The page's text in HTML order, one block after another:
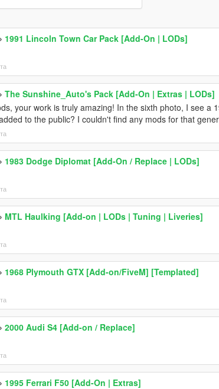
1991 Lincoln Town Car Pack [Add-On | LODs]
The Sunshine_Auto's Pack [Add-On | Extras | LODs]
your work is truly amazing! In the sixth photo, I see a
to the public? I couldn't find any mods for that
1983 Dodge Diplomat [Add-On / Replace | LODs]
MTL Haulking [Add-on | LODs | Tuning | Liveries]
1968 Plymouth GTX [Add-on/FiveM] [Templated]
2000 Audi S4 [Add-on / Replace]
1995 Ferrari F50 [Add-On | Extras]